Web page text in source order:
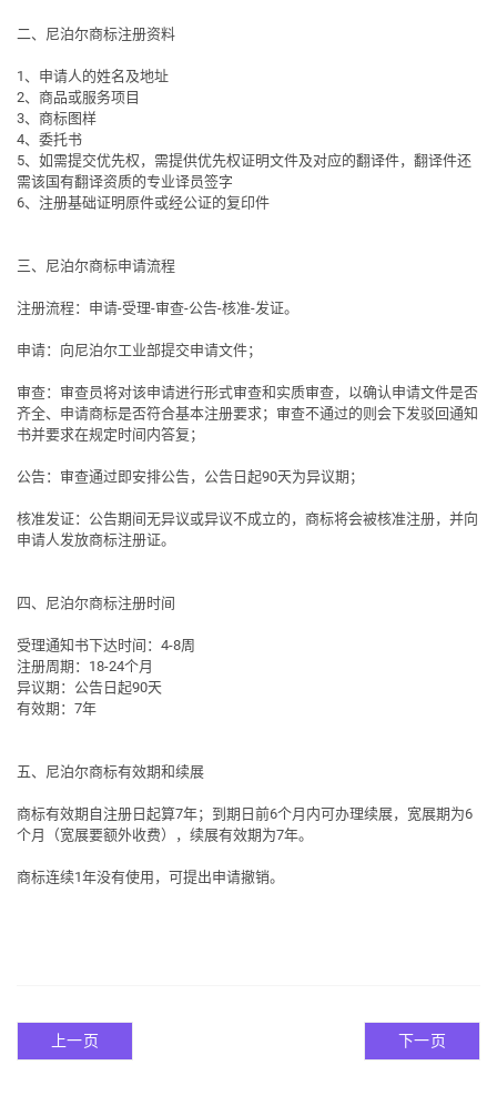
二、尼泊尔商标注册资料
1、申请人的姓名及地址
2、商品或服务项目
3、商标图样
4、委托书
5、如需提交优先权，需提供优先权证明文件及对应的翻译件，翻译件还
需该国有翻译资质的专业译员签字
6、注册基础证明原件或经公证的复印件
三、尼泊尔商标申请流程
注册流程：申请-受理-审查-公告-核准-发证。
申请：向尼泊尔工业部提交申请文件；
审查：审查员将对该申请进行形式审查和实质审查，以确认申请文件是否
齐全、申请商标是否符合基本注册要求；审查不通过的则会下发驳回通知
书并要求在规定时间内答复；
公告：审查通过即安排公告，公告日起90天为异议期；
核准发证：公告期间无异议或异议不成立的，商标将会被核准注册，并向
申请人发放商标注册证。
四、尼泊尔商标注册时间
受理通知书下达时间：4-8周
注册周期：18-24个月
异议期：公告日起90天
有效期：7年
五、尼泊尔商标有效期和续展
商标有效期自注册日起算7年；到期日前6个月内可办理续展，宽展期为6
个月（宽展要额外收费），续展有效期为7年。
商标连续1年没有使用，可提出申请撤销。
上一页 下一页